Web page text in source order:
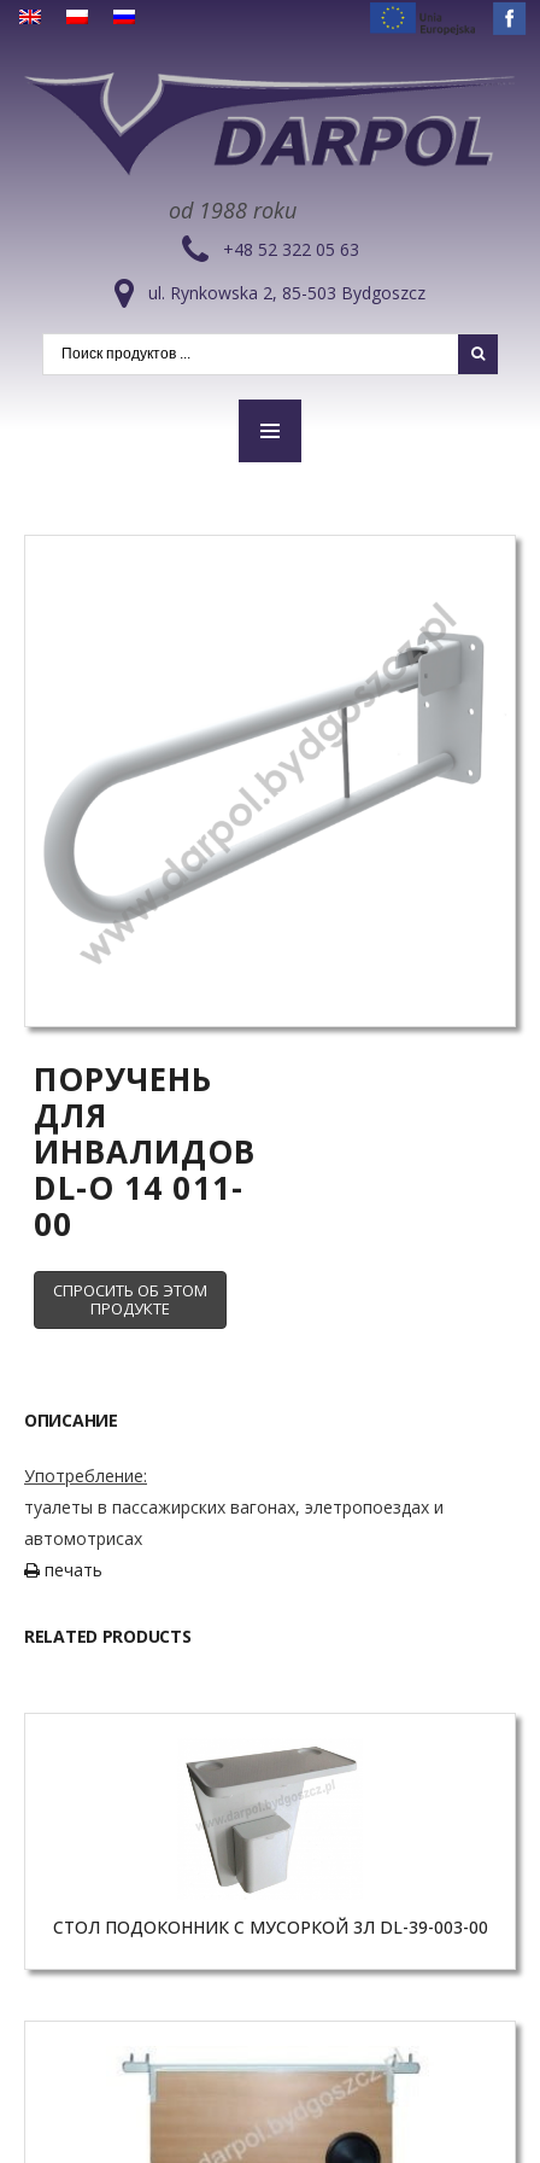
od 1988 roku
+48 52 322 05 63
ul. Rynkowska 2, 85-503 Bydgoszcz
ПОРУЧЕНЬ
ДЛЯ
ИНВАЛИДОВ
DL-O 14 011-
00
ОПИСАНИЕ
Употребление:
туалеты в пассажирских вагонах, элетропоездах и
автомотрисах
печать
RELATED PRODUCTS
СТОЛ ПОДОКОННИК С МУСОРКОЙ 3Л DL-39-003-00